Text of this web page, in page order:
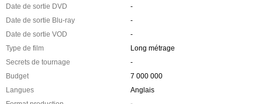
Date de sortie DVD
-
Date de sortie Blu-ray
-
Date de sortie VOD
-
Type de film
Long métrage
Secrets de tournage
-
Budget
7 000 000
Langues
Anglais